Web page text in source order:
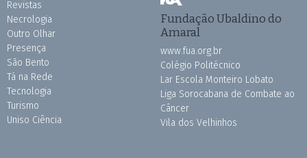
Revistas
Necrologia
Outro Olhar
Presença
São Bento
Tá na Rede
Tecnologia
Turismo
Uniso Ciência
Fundação Ubaldino do
Amaral
www.fua.org.br
Colégio Politécnico
Lar Escola Monteiro Lobato
Liga Sorocabana de Combate ao
Câncer
Vila dos Velhinhos